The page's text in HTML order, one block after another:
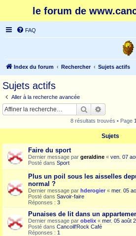
le forum de
FAQ
Index du forum Rechercher Sujets actifs
Sujets actifs
Aller à la recherche avancée
Rechercher
8 résultats trouvés • Page 1
Sujets
Faire du sport
Dernier message par geraldine « ven. 07
Posté dans Sport
Plus un poil sous les aisselles
normal ?
Dernier message par hderogier « mer. 05
Posté dans Savoir-faire
Réponses : 3
Punaises de lit dans un
Dernier message par obelix « mer. 05 août
Posté dans Cancoill'Rock Café
Réponses : 1